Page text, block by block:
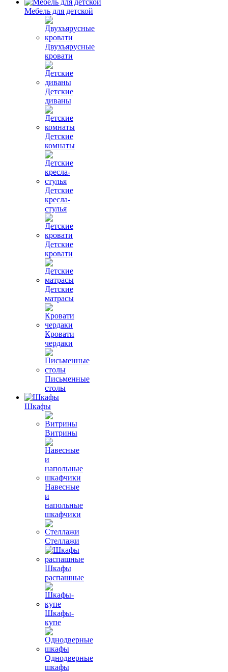
Мебель для детской
Двухъярусные
кровати
Детские
диваны
Детские
комнаты
Детские
кресла-
стулья
Детские
кровати
Детские
матрасы
Кровати
чердаки
Письменные
столы
Шкафы
Витрины
Навесные
и
напольные
шкафчики
Стеллажи
Шкафы
распашные
Шкафы-
купе
Однодверные
шкафы